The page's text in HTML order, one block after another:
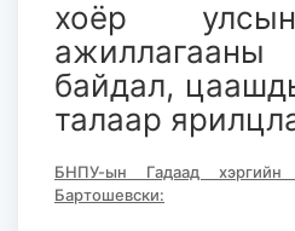
хоёр
байдал,
талаар
БНПУ-ын Гадаад
Бартошевски: